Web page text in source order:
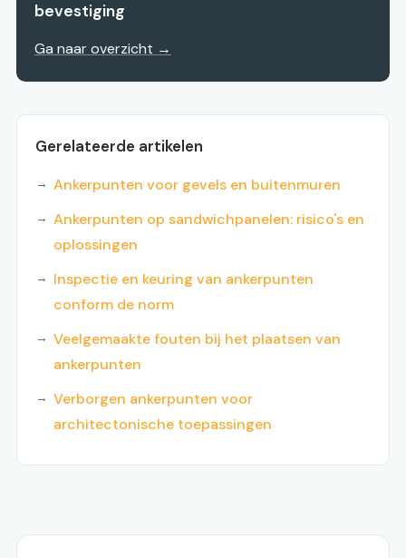
bevestiging
Ga naar overzicht →
Gerelateerde artikelen
Ankerpunten voor gevels en buitenmuren
Ankerpunten op sandwichpanelen: risico's en
oplossingen
Inspectie en keuring van ankerpunten
conform de norm
Veelgemaakte fouten bij het plaatsen van
ankerpunten
Verborgen ankerpunten voor
architectonische toepassingen